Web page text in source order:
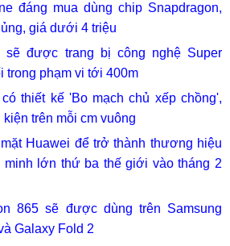
đáng mua dùng chip Snapdragon,
giá dưới 4 triệu
sẽ được trang bị công nghệ Super
trong phạm vi tới 400m
thiết kế 'Bo mạch chủ xếp chồng',
trên mỗi cm vuông
Huawei để trở thành thương hiệu
minh lớn thứ ba thế giới vào tháng 2
865 sẽ được dùng trên Samsung
Galaxy Fold 2